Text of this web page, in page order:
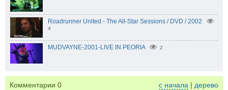
Roadrunner United - The All-Star Sessions / DVD / 2002
4
MUDVAYNE-2001-LIVE IN PEORIA 2
Комментарии 0 с начала | дерево